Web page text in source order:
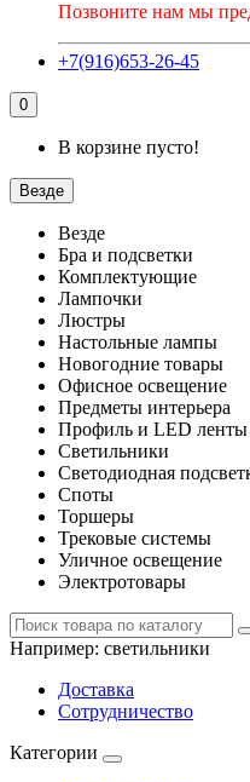
Позвоните нам мы
+7(916)653-26-45
0
В корзине пусто!
Везде
Везде
Бра и подсветки
Комплектующие
Лампочки
Люстры
Настольные лампы
Новогодние товары
Офисное освещение
Предметы интерьера
Профиль и LED ленты
Светильники
Светодиодная
Споты
Торшеры
Трековые системы
Уличное освещение
Электротовары
Например: светильники
Доставка
Сотрудничество
Категории